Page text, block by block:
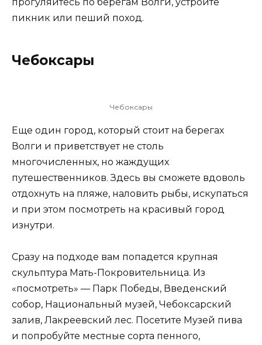
пикник или пеший поход.
Чебоксары
Чебоксары
Еще один город, который стоит на берегах
Волги и приветствует не столь
многочисленных, но жаждущих
путешественников. Здесь вы сможете вдоволь
отдохнуть на пляже, наловить рыбы, искупаться
и при этом посмотреть на красивый город
изнутри.
Сразу на подходе вам попадется крупная
скульптура Мать-Покровительница. Из
«посмотреть» — Парк Победы, Введенский
собор, Национальный музей, Чебоксарский
залив, Лакреевский лес. Посетите Музей пива
и попробуйте местные сорта пенного,